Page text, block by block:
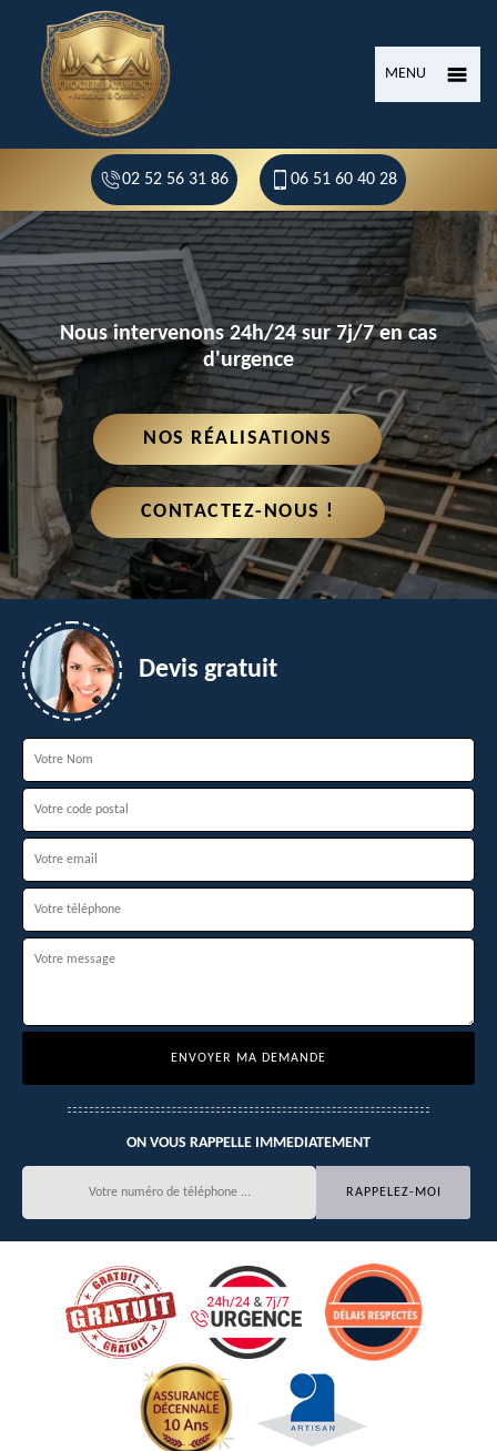
MENU
02 52 56 31 86 06 51 60 40 28
Nous intervenons 24h/24 sur 7j/7 en cas
d'urgence
NOS RÉALISATIONS
CONTACTEZ-NOUS !
Devis gratuit
ON VOUS RAPPELLE IMMEDIATEMENT